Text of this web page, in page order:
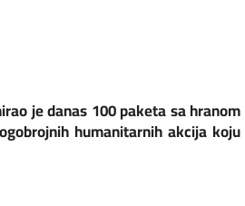
je danas 100 paketa sa hranom
humanitarnih akcija koju